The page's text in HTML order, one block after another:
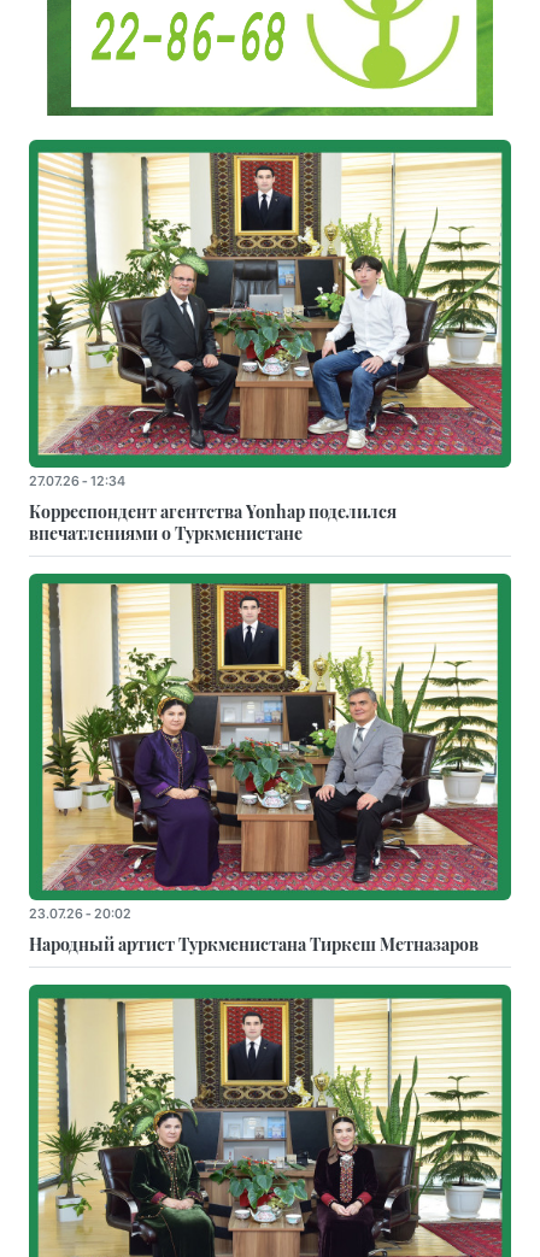
27.07.26 - 12:34
Корреспондент агентства Yonhap поделился
впечатлениями о Туркменистане
23.07.26 - 20:02
Народный артист Туркменистана Тиркеш Мeтназаров